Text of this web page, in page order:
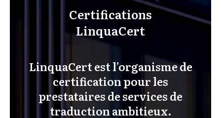
Certifications
LinquaCert
LinquaCert est l’organisme de
certification pour les
prestataires de services de